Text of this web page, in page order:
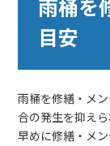
雨桶を
目安
雨桶を修繕・メ
合の発生を抑え
早めに修繕・メ